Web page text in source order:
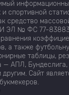
спортивной
средство
ЭЛ № ФС 77-
а также
таблицы,
— АПЛ,
Сайт